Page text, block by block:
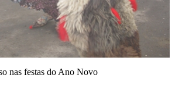
nas festas do Ano Novo